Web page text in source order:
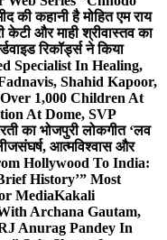
की कहानी है मोहित एम राय
केटी और माही श्रीवास्तव का
रिकॉर्ड्स ने किया
Specialist In Healing,
Shahid Kapoor,
1,000 Children At
At Dome, SVP
का भोजपुरी लोकगीत ‘लव
संघर्ष, आत्मविश्वास और
Hollywood To India:
History’” Most
MediaKakali
Archana Gautam,
Anurag Pandey In